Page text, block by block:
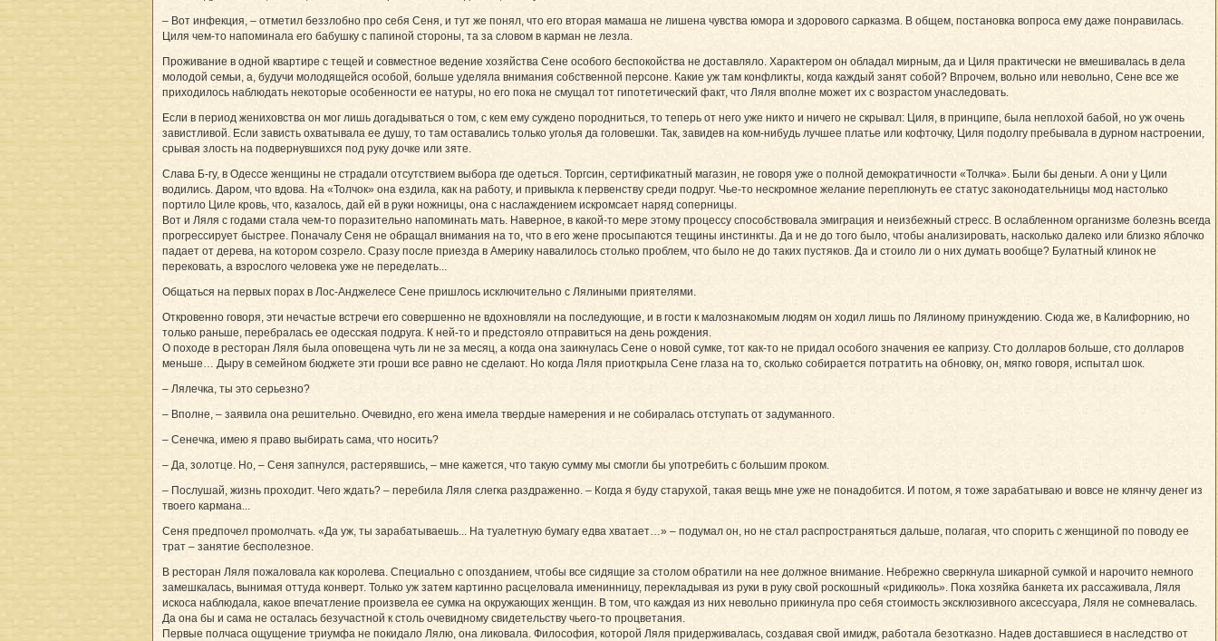
– Вот инфекция, – отметил беззлобно про себя Сеня, и тут же понял, что его вторая мамаша не лишена чувства юмора и здорового сарказма. В общем, постановка вопроса ему даже понравилась.
Циля чем-то напоминала его бабушку с папиной стороны, та за словом в карман не лезла.
Проживание в одной квартире с тещей и совместное ведение хозяйства Сене особого беспокойства не доставляло. Характером он обладал мирным, да и Циля практически не вмешивалась в дела
молодой семьи, а, будучи молодящейся особой, больше уделяла внимания собственной персоне. Какие уж там конфликты, когда каждый занят собой? Впрочем, вольно или невольно, Сене все же
приходилось наблюдать некоторые особенности ее натуры, но его пока не смущал тот гипотетический факт, что Ляля вполне может их с возрастом унаследовать.
Если в период жениховства он мог лишь догадываться о том, с кем ему суждено породниться, то теперь от него уже никто и ничего не скрывал: Циля, в принципе, была неплохой бабой, но уж очень
завистливой. Если зависть охватывала ее душу, то там оставались только уголья да головешки. Так, завидев на ком-нибудь лучшее платье или кофточку, Циля подолгу пребывала в дурном настроении,
срывая злость на подвернувшихся под руку дочке или зяте.
Слава Б-гу, в Одессе женщины не страдали отсутствием выбора где одеться. Торгсин, сертификатный магазин, не говоря уже о полной демократичности «Толчка». Были бы деньги. А они у Цили
водились. Даром, что вдова. На «Толчок» она ездила, как на работу, и привыкла к первенству среди по­друг. Чье-то нескромное желание переплюнуть ее статус законодательницы мод настолько
портило Циле кровь, что, казалось, дай ей в руки ножницы, она с наслаждением искромсает наряд соперницы.
Вот и Ляля с годами стала чем-то поразительно напоминать мать. Наверное, в какой-то мере этому процессу способствовала эмиграция и неизбежный стресс. В ослабленном организме болезнь всегда
прогрессирует быстрее. Поначалу Сеня не обращал внимания на то, что в его жене просыпаются тещины инстинк­ты. Да и не до того было, чтобы анализировать, насколько далеко или близко яблочко
падает от дерева, на котором созрело. Сразу после приезда в Америку навалилось столько проблем, что было не до таких пустяков. Да и стоило ли о них думать вообще? Булатный клинок не
перековать, а взрослого человека уже не переделать...
Общаться на первых порах в Лос-Анджелесе Сене пришлось исключительно с Лялиными приятелями.
Откровенно говоря, эти нечастые встречи его совершенно не вдохновляли на последующие, и в гости к малознакомым людям он ходил лишь по Лялиному принуждению. Сюда же, в Калифорнию, но
только раньше, перебралась ее одесская подруга. К ней-то и предстояло отправиться на день рождения.
О походе в ресторан Ляля была оповещена чуть ли не за месяц, а когда она заикнулась Сене о новой сумке, тот как-то не придал особого значения ее капризу. Сто долларов больше, сто долларов
меньше… Дыру в семейном бюджете эти гроши все равно не сделают. Но когда Ляля приоткрыла Сене глаза на то, сколько собирается потратить на обновку, он, мягко говоря, испытал шок.
– Лялечка, ты это серьезно?
– Вполне, – заявила она решительно. Очевидно, его жена имела твердые намерения и не собиралась отступать от задуманного.
– Сенечка, имею я право выбирать сама, что носить?
– Да, золотце. Но, – Сеня запнулся, растерявшись, – мне кажется, что такую сумму мы смогли бы употребить с большим проком.
– Послушай, жизнь проходит. Чего ждать? – перебила Ляля слегка раздраженно. – Когда я буду старухой, такая вещь мне уже не понадобится. И потом, я тоже зарабатываю и вовсе не клянчу денег из
твоего кармана...
Сеня предпочел промолчать. «Да уж, ты зарабатываешь... На туалетную бумагу едва хватает…» – подумал он, но не стал распространяться дальше, полагая, что спорить с женщиной по поводу ее
трат – занятие бесполезное.
В ресторан Ляля пожаловала как королева. Специально с опозданием, чтобы все сидящие за столом обратили на нее должное внимание. Небрежно сверкнула шикарной сумкой и нарочито немного
замешкалась, вынимая оттуда конверт. Только уж затем картинно расцеловала именинницу, перекладывая из руки в руку свой роскошный «ридикюль». Пока хозяйка банкета их рассаживала, Ляля
искоса наблюдала, какое впечатление произвела ее сумка на окружающих женщин. В том, что каждая из них невольно прикинула про себя стоимость эксклюзивного аксессуара, Ляля не сомневалась.
Да она бы и сама не осталась безучастной к столь очевидному свидетельству чьего-то процветания.
Первые полчаса ощущение триумфа не покидало Лялю, она ликовала. Философия, которой Ляля придерживалась, создавая свой имидж, работала безотказно. Надев доставшиеся в наследство от